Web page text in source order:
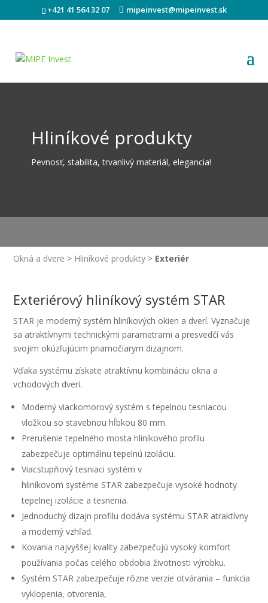
+421 41 564 32 07 mipeinvest@mipeinvest.sk
Hliníkové produkty
Pevnosť, stabilita, trvanlivý materiál, elegancia!
Okná a dvere > Hliníkové produkty > Exteriér
Exteriérový hliníkový systém STAR
STAR je moderný systém hliníkových okien a dverí. Vyznačuje
sa atraktívnymi technickými parametrami a presvedčí vás
svojim okúzľujúcim priamočiarym dizajnom.
Vďaka systému získate atraktívnu kombináciu okna a
vchodových dverí.
Moderný viackomorový systém s tepelnou tesniacou
vložkou so stavebnou hĺbkou 80 mm.
Prerušenie tepelného mosta hliníkového profilu
zabezpečuje optimálnu tepelnú izoláciu.
Viacstupňový tesniaci systém v
hliníkovom systéme STAR zabezpečuje vysoké hodnoty
tepelnej izolácie a tesnenia.
Jednoduchý dizajn profilu dodáva systému STAR atraktívny
a moderný vzhľad.
Kovania najvyššej kvality zabezpečujú vysoký komfort
používania počas celého obdobia životnosti výrobku.
Systém STAR zabezpečuje rôzne verzie otvárania – funkcia
vyklopenia, otvorenia,